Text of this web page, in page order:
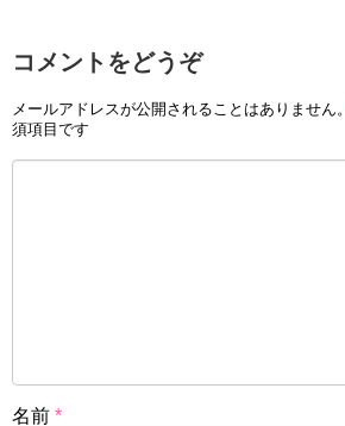
コメントをどうぞ
メールアドレスが公開されることはありません。
須項目です
名前 *